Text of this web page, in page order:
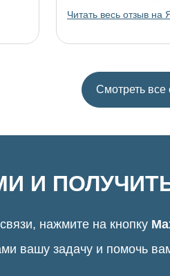
Читать весь отзыв на
Смотреть
И
нажмите на кнопку
вашу задачу и помочь